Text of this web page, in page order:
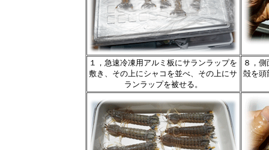
１，急速冷凍用アルミ板にサランラップを
敷き、その上にシャコを並べ、その上にサ
ランラップを被せる。
８，
殻を頭